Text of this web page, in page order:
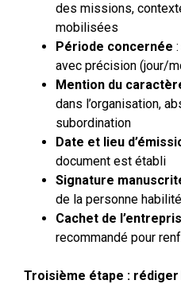
des missions,
mobilisées
Période concernée
avec précision (jour/
Mention du
dans l’organisation,
subordination
Date et lieu
document est établi
Signature
de la personne
Cachet de
recommandé pour
Troisième étape :